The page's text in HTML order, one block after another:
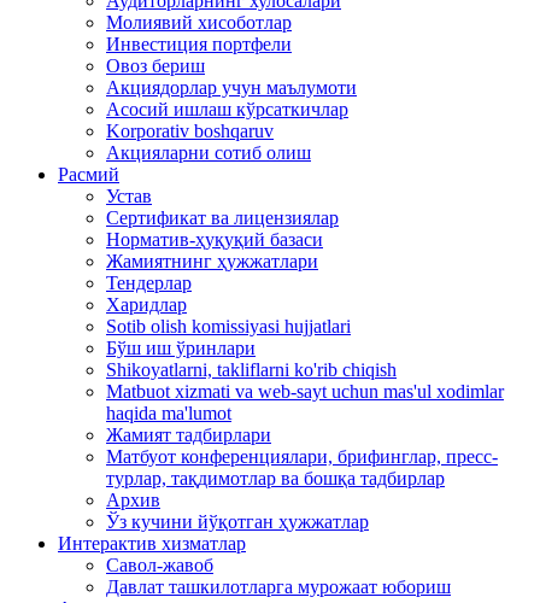
Молиявий хисоботлар
Инвестиция портфели
Овоз бериш
Акциядорлар учун маълумоти
Асосий ишлаш кўрсаткичлар
Korporativ boshqaruv
Акцияларни сотиб олиш
Расмий
Устав
Сертификат ва лицензиялар
Норматив-ҳуқуқий базаси
Жамиятнинг ҳужжатлари
Тендерлар
Харидлар
Sotib olish komissiyasi hujjatlari
Бўш иш ўринлари
Shikoyatlarni, takliflarni ko'rib chiqish
Matbuot xizmati va web-sayt uchun mas'ul xodimlar
haqida ma'lumot
Жамият тадбирлари
Матбуот конференциялари, брифинглар, пресс-
турлар, тақдимотлар ва бошқа тадбирлар
Архив
Ўз кучини йўқотган ҳужжатлар
Интерактив хизматлар
Савол-жавоб
Давлат ташкилотларга мурожаат юбориш